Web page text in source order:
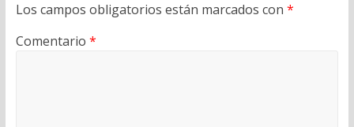
Los campos obligatorios están marcados con *
Comentario *